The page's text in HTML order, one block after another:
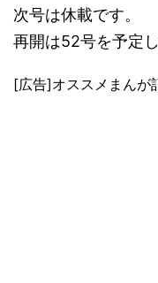
次号は休載です。
再開は52号を予定し
[広告]オススメまんが